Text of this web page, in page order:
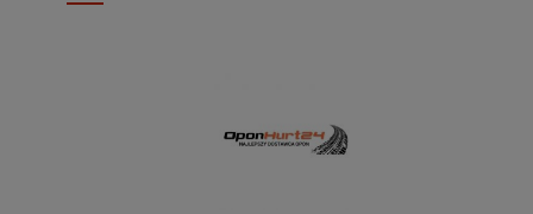
Efektywne odprowadzanie wody redukuje ryzyko aquaplaningu i